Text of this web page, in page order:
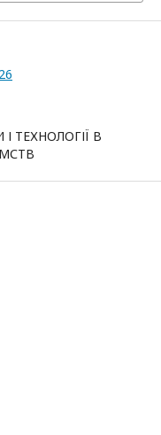
ТЕХНОЛОГІЇ В